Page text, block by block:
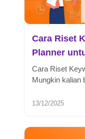
Cara Riset
Planner
Cara Riset
Mungkin kalian
13/12/2025